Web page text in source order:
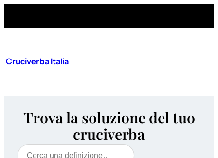
Cruciverba Italia
Trova la soluzione del tuo
cruciverba
Cerca